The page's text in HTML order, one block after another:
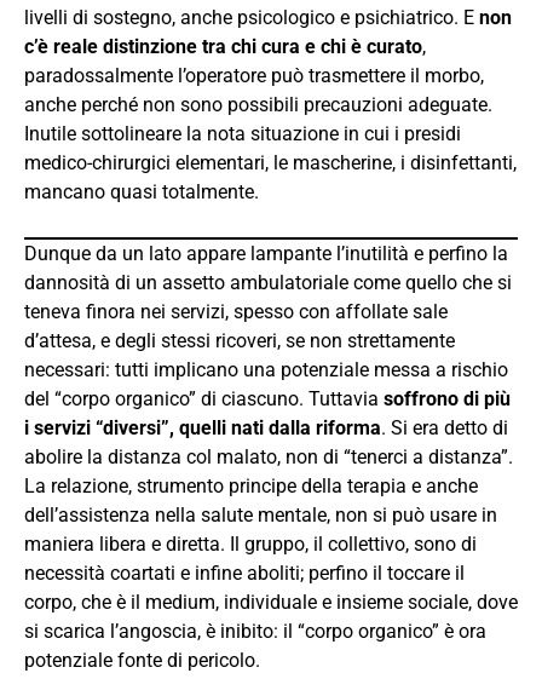
livelli di sostegno, anche psicologico e psichiatrico. E non
c’è reale distinzione tra chi cura e chi è curato,
paradossalmente l’operatore può trasmettere il morbo,
anche perché non sono possibili precauzioni adeguate.
Inutile sottolineare la nota situazione in cui i presidi
medico-chirurgici elementari, le mascherine, i disinfettanti,
mancano quasi totalmente.
Dunque da un lato appare lampante l’inutilità e perfino la
dannosità di un assetto ambulatoriale come quello che si
teneva finora nei servizi, spesso con affollate sale
d’attesa, e degli stessi ricoveri, se non strettamente
necessari: tutti implicano una potenziale messa a rischio
del “corpo organico” di ciascuno. Tuttavia soffrono di più
i servizi “diversi”, quelli nati dalla riforma. Si era detto di
abolire la distanza col malato, non di “tenerci a distanza”.
La relazione, strumento principe della terapia e anche
dell’assistenza nella salute mentale, non si può usare in
maniera libera e diretta. Il gruppo, il collettivo, sono di
necessità coartati e infine aboliti; perfino il toccare il
corpo, che è il medium, individuale e insieme sociale, dove
si scarica l’angoscia, è inibito: il “corpo organico” è ora
potenziale fonte di pericolo.